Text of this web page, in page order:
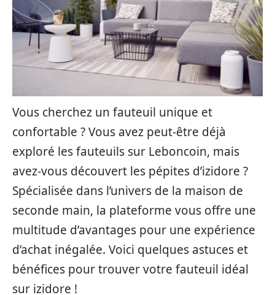
Vous cherchez un fauteuil unique et
confortable ? Vous avez peut-être déjà
exploré les fauteuils sur Leboncoin, mais
avez-vous découvert les pépites d’izidore ?
Spécialisée dans l’univers de la maison de
seconde main, la plateforme vous offre une
multitude d’avantages pour une expérience
d’achat inégalée. Voici quelques astuces et
bénéfices pour trouver votre fauteuil idéal
sur izidore !